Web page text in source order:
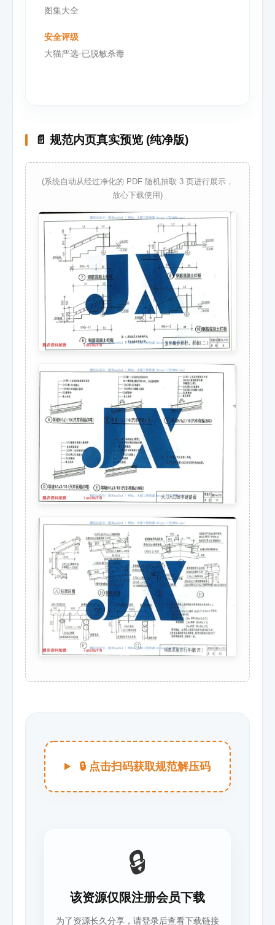
图集大全
安全评级
大猫严选·已脱敏杀毒
📄 规范内页真实预览 (纯净版)
(系统自动从经过净化的 PDF 随机抽取 3 页进行展示，
放心下载使用)
🔒 点击扫码获取规范解压码
🔒
该资源仅限注册会员下载
为了资源长久分享，请登录后查看下载链接